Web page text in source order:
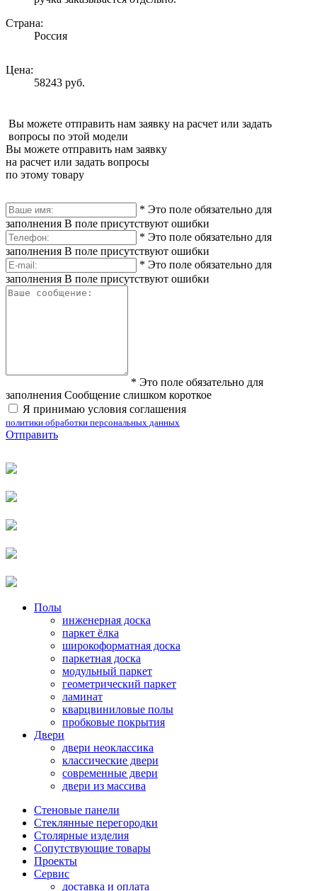
Страна:
Россия
Цена:
58243 руб.
Вы можете отправить нам заявку на расчет или задать
вопросы по этой модели
Вы можете отправить нам заявку
на расчет или задать вопросы
по этому товару
* Это поле обязательно для
заполнения В поле присутствуют ошибки
* Это поле обязательно для
заполнения В поле присутствуют ошибки
* Это поле обязательно для
заполнения В поле присутствуют ошибки
* Это поле обязательно для
заполнения Сообщение слишком короткое
Я принимаю условия соглашения
политики обработки персональных данных
Отправить
Полы
инженерная доска
паркет ёлка
широкоформатная доска
паркетная доска
модульный паркет
геометрический паркет
ламинат
кварцвиниловые полы
пробковые покрытия
Двери
двери неоклассика
классические двери
современные двери
двери из массива
Стеновые панели
Стеклянные перегородки
Столярные изделия
Сопутствующие товары
Проекты
Сервис
доставка и оплата